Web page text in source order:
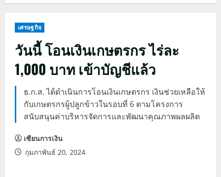
เศรษฐกิจ
วันนี้ โอนเงินเกษตรกร ไร่ละ
1,000 บาท เข้าบัญชีแล้ว
ธ.ก.ส. ได้ดำเนินการโอนเงินเกษตรกร เงินช่วยเหลือให้
กับเกษตรกรผู้ปลูกข้าวในรอบที่ 6 ตามโครงการ
สนับสนุนค่าบริหารจัดการและพัฒนาคุณภาพผลผลิต
เซียนการเงิน
กุมภาพันธ์ 20, 2024